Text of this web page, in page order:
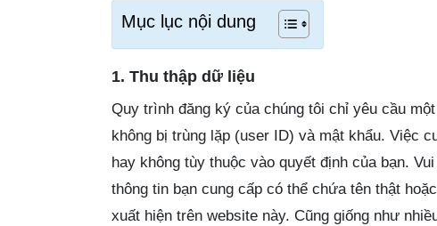
Mục lục nội dung
1. Thu thập dữ liệu
Quy trình đăng ký của chúng tôi chỉ yêu cầu
không bị trùng lặp (user ID) và mật khẩu. Việc
hay không tùy thuộc vào quyết định của bạn.
thông tin bạn cung cấp có thể chứa tên thật
xuất hiện trên website này. Cũng giống như